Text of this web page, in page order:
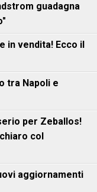
guadagna
in vendita! Ecco il
tra Napoli e
per Zeballos!
col
aggiornamenti